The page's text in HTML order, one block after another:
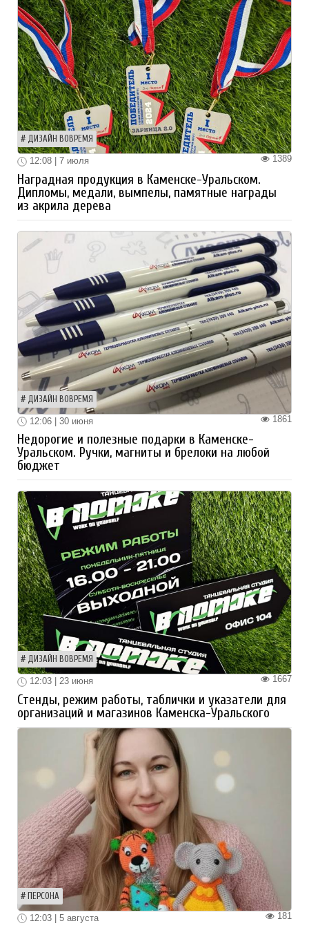
ДИЗАЙН ВОВРЕМЯ
1389
12:08 | 7 июля
Наградная продукция в Каменске-Уральском.
Дипломы, медали, вымпелы, памятные награды
из акрила дерева
ДИЗАЙН ВОВРЕМЯ
1861
12:06 | 30 июня
Недорогие и полезные подарки в Каменске-
Уральском. Ручки, магниты и брелоки на любой
бюджет
ДИЗАЙН ВОВРЕМЯ
1667
12:03 | 23 июня
Стенды, режим работы, таблички и указатели для
организаций и магазинов Каменска-Уральского
ПЕРСОНА
181
12:03 | 5 августа